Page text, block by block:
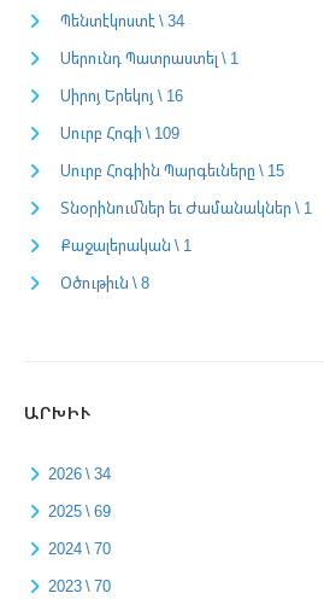
Պենտէկոստէ \ 34
Սերունդ Պատրաստել \ 1
Սիրոյ Երեկոյ \ 16
Սուրբ Հոգի \ 109
Սուրբ Հոգիին Պարգեւները \ 15
Տնօրինումներ եւ Ժամանակներ \ 1
Քաջալերական \ 1
Օծութիւն \ 8
ԱՐԽԻՒ
2026 \ 34
2025 \ 69
2024 \ 70
2023 \ 70